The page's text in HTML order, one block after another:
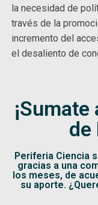
la necesidad de
través de la
incremento del
el desaliento de
de
Periferia Ciencia
gracias a una
los meses, de
su aporte.